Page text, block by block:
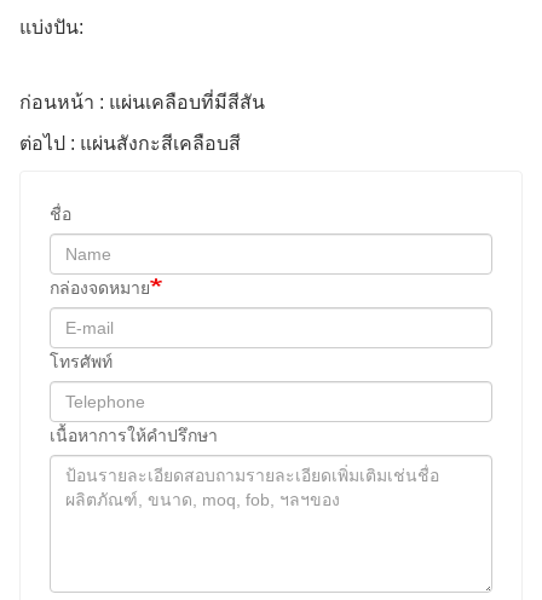
แบ่งปัน:
ก่อนหน้า : แผ่นเคลือบที่มีสีสัน
ต่อไป : แผ่นสังกะสีเคลือบสี
ชื่อ
กล่องจดหมาย
โทรศัพท์
เนื้อหาการให้คําปรึกษา